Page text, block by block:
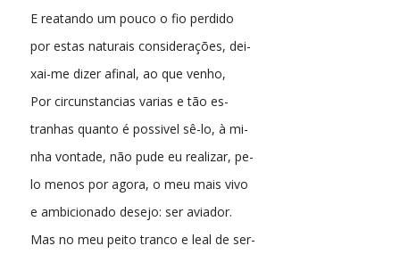
E reatando um pouco o fio perdido
por estas naturais considerações, dei-
xai-me dizer afinal, ao que venho,
Por circunstancias varias e tão es-
tranhas quanto é possivel sê-lo, à mi-
nha vontade, não pude eu realizar, pe-
lo menos por agora, o meu mais vivo
e ambicionado desejo: ser aviador.
Mas no meu peito tranco e leal de ser-